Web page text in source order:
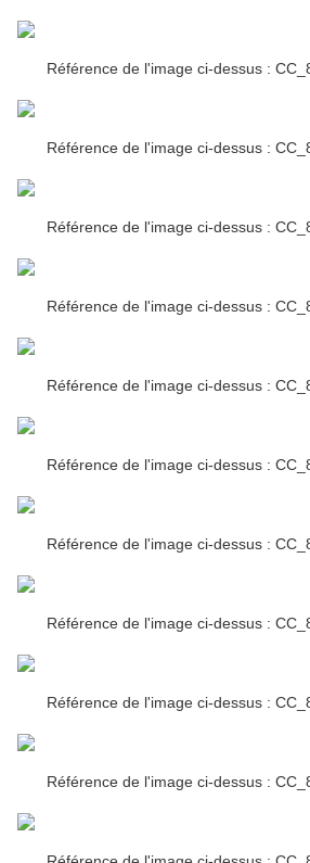
Référence de l'image ci-dessus :
Référence de l'image ci-dessus :
Référence de l'image ci-dessus :
Référence de l'image ci-dessus :
Référence de l'image ci-dessus :
Référence de l'image ci-dessus :
Référence de l'image ci-dessus :
Référence de l'image ci-dessus :
Référence de l'image ci-dessus :
Référence de l'image ci-dessus :